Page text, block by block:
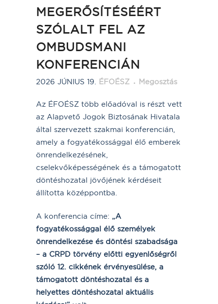
MEGERŐSÍTÉSÉÉRT
SZÓLALT FEL AZ
OMBUDSMANI
KONFERENCIÁN
2026 JÚNIUS 19. ÉFOÉSZ Megosztás
Az ÉFOÉSZ több előadóval is részt vett
az Alapvető Jogok Biztosának Hivatala
által szervezett szakmai konferencián,
amely a fogyatékossággal élő emberek
önrendelkezésének,
cselekvőképességének és a támogatott
döntéshozatal jövőjének kérdéseit
állította középpontba.
A konferencia címe: „A
fogyatékossággal élő személyek
önrendelkezése és döntési szabadsága
– a CRPD törvény előtti egyenlőségről
szóló 12. cikkének érvényesülése, a
támogatott döntéshozatal és a
helyettes döntéshozatal aktuális